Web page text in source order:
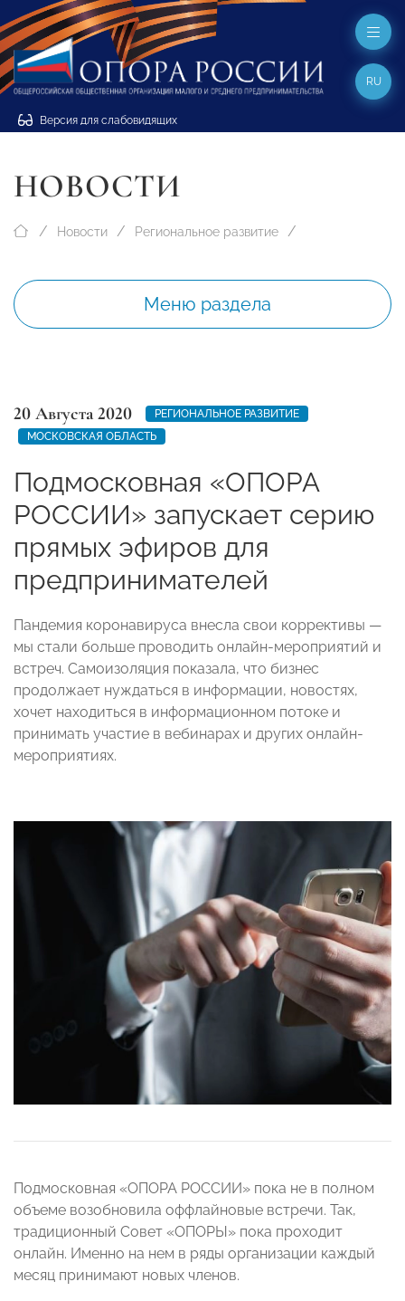
Версия для слабовидящих
RU
НОВОСТИ
Новости Региональное развитие
Меню раздела
20 Августа 2020
РЕГИОНАЛЬНОЕ РАЗВИТИЕ
МОСКОВСКАЯ ОБЛАСТЬ
Подмосковная «ОПОРА
РОССИИ» запускает серию
прямых эфиров для
предпринимателей
Пандемия коронавируса внесла свои коррективы —
мы стали больше проводить онлайн-мероприятий и
встреч. Самоизоляция показала, что бизнес
продолжает нуждаться в информации, новостях,
хочет находиться в информационном потоке и
принимать участие в вебинарах и других онлайн-
мероприятиях.
Подмосковная «ОПОРА РОССИИ» пока не в полном
объеме возобновила оффлайновые встречи. Так,
традиционный Совет «ОПОРЫ» пока проходит
онлайн. Именно на нем в ряды организации каждый
месяц принимают новых членов.